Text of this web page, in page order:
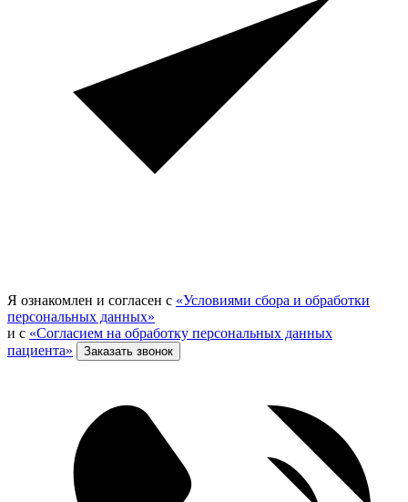
Я ознакомлен и согласен с «Условиями сбора и обработки
персональных данных»
и с «Согласием на обработку персональных данных
пациента»
Заказать звонок